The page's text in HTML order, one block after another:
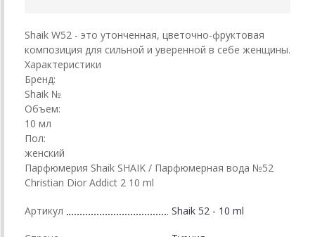
Shaik W52 - это утонченная, цветочно-фруктовая
композиция для сильной и уверенной в себе женщины.
Характеристики
Бренд:
Shaik №
Объем:
10 мл
Пол:
женский
Парфюмерия Shaik SHAIK / Парфюмерная вода №52
Christian Dior Addict 2 10 ml
Артикул Shaik 52 - 10 ml